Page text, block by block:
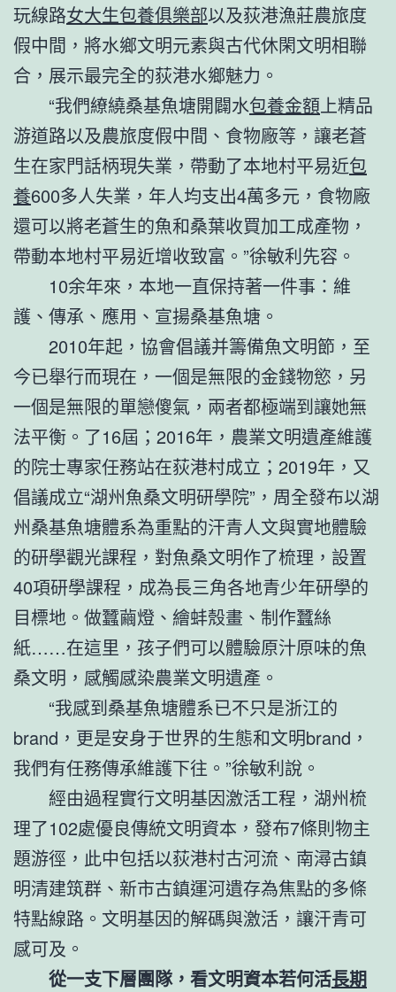
玩線路女大生包養俱樂部以及荻港漁莊農旅度
假中間，將水鄉文明元素與古代休閑文明相聯
合，展示最完全的荻港水鄉魅力。
“我們繚繞桑基魚塘開闢水包養金額 上精品
游道路以及農旅度假中間、食物廠等，讓老蒼
生在家門話柄現失業，帶動了本地村平易近包
養600多人失業，年人均支出4萬多元，食物廠
還可以將老蒼生的魚和桑葉收買加工成產物，
帶動本地村平易近增收致富。”徐敏利先容。
10余年來，本地一直保持著一件事：維
護、傳承、應用、宣揚桑基魚塘。
2010年起，協會倡議并籌備魚文明節，至
今已舉行而現在，一個是無限的金錢物慾，另
一個是無限的單戀傻氣，兩者都極端到讓她無
法平衡。了16屆；2016年，農業文明遺產維護
的院士專家任務站在荻港村成立；2019年，又
倡議成立“湖州魚桑文明研學院”，周全發布以湖
州桑基魚塘體系為重點的汗青人文與實地體驗
的研學觀光課程，對魚桑文明作了梳理，設置
40項研學課程，成為長三角各地青少年研學的
目標地。做蠶繭燈、繪蚌殼畫、制作蠶絲
紙……在這里，孩子們可以體驗原汁原味的魚
桑文明，感觸感染農業文明遺產。
“我感到桑基魚塘體系已不只是浙江的
brand，更是安身于世界的生態和文明brand，
我們有任務傳承維護下往。”徐敏利說。
經由過程實行文明基因激活工程，湖州梳
理了102處優良傳統文明資本，發布7條則物主
題游徑，此中包括以荻港村古河流、南潯古鎮
明清建筑群、新市古鎮運河遺存為焦點的多條
特點線路。文明基因的解碼與激活，讓汗青可
感可及。
從一支下層團隊，看文明資本若何活長期